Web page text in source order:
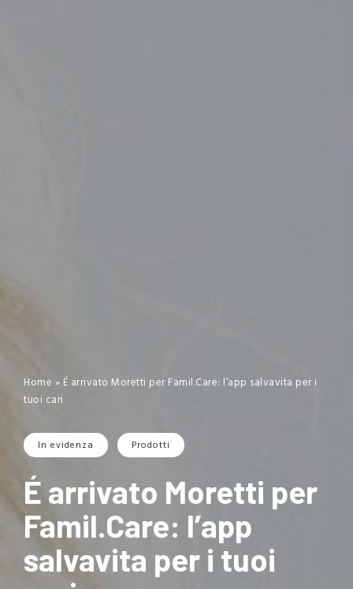
Home » É arrivato Moretti per Famil.Care: l’app salvavita per i
tuoi cari
In evidenza Prodotti
É arrivato Moretti per
Famil.Care: l’app
salvavita per i tuoi